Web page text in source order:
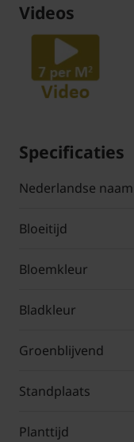
Videos
Specificaties
Nederlandse naam
Bloeitijd
Bloemkleur
Bladkleur
Groenblijvend
Standplaats
Planttijd